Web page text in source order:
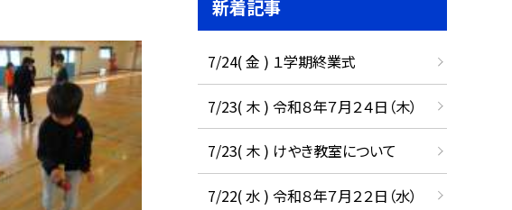
新着記事
7/24( 金 ) １学期終業式
7/23( 木 ) 令和８年７月２４日（木）
7/23( 木 ) けやき教室について
7/22( 水 ) 令和８年７月２２日（水）